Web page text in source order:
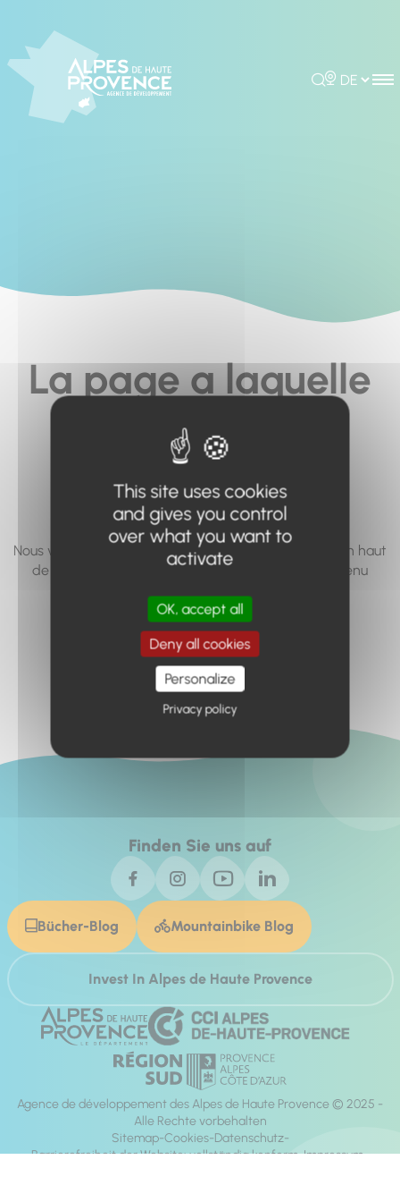
Rechercher
Choisir la
La page a laquelle
vous cherchez à
accéder n'existe
pas... ou plus.
Nous vous invitons à utiliser le moteur de recherche en haut
de page, ou à utiliser le menu pour trouver le contenu
Retour à l'accueil
Finden Sie uns auf
Bücher-Blog Mountainbike Blog
Invest In Alpes de Haute Provence
Agence de développement des Alpes de Haute Provence © 2025 -
Alle Rechte vorbehalten
Sitemap Cookies Datenschutz
Barrierefreiheit der Website: vollständig konform Impressum
This site uses cookies
and gives you control
over what you want to
activate
OK, accept all
Deny all cookies
Personalize
Privacy policy